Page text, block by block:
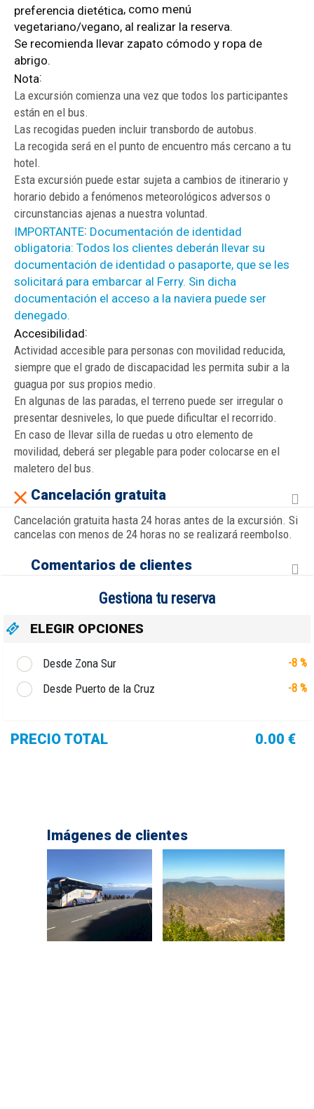
preferencia dietética, como menú
vegetariano/vegano, al realizar la reserva.
Se recomienda llevar zapato cómodo y ropa de
abrigo.
Nota:
La excursión comienza una vez que todos los participantes
están en el bus.
Las recogidas pueden incluir transbordo de autobus.
La recogida será en el punto de encuentro más cercano a tu
hotel.
Esta excursión puede estar sujeta a cambios de itinerario y
horario debido a fenómenos meteorológicos adversos o
circunstancias ajenas a nuestra voluntad.
IMPORTANTE: Documentación de identidad
obligatoria: Todos los clientes deberán llevar su
documentación de identidad o pasaporte, que se les
solicitará para embarcar al Ferry. Sin dicha
documentación el acceso a la naviera puede ser
denegado.
Accesibilidad:
Actividad accesible para personas con movilidad reducida,
siempre que el grado de discapacidad les permita subir a la
guagua por sus propios medio.
En algunas de las paradas, el terreno puede ser irregular o
presentar desniveles, lo que puede dificultar el recorrido.
En caso de llevar silla de ruedas u otro elemento de
movilidad, deberá ser plegable para poder colocarse en el
maletero del bus.
Cancelación gratuita
Cancelación gratuita hasta 24 horas antes de la excursión. Si
cancelas con menos de 24 horas no se realizará reembolso.
Comentarios de clientes
Gestiona tu reserva
ELEGIR OPCIONES
Desde Zona Sur -8 %
Desde Puerto de la Cruz -8 %
PRECIO TOTAL 0.00 €
Imágenes de clientes